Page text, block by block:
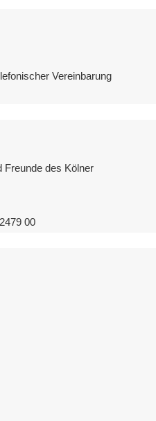
Vereinbarung
Freunde des Kölner
00